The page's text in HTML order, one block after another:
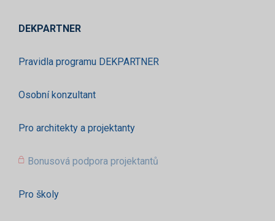
DEKPARTNER
Pravidla programu DEKPARTNER
Osobní konzultant
Pro architekty a projektanty
Bonusová podpora projektantů
Pro školy